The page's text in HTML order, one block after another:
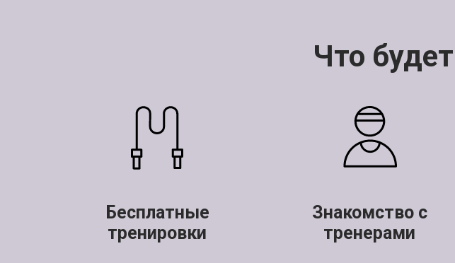
Что
Бесплатные
тренировки
Знакомство с
тренерами